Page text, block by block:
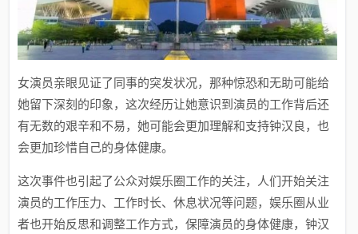
女演员亲眼见证了同事的突发状况，那种惊恐和无助可能给
她留下深刻的印象，这次经历让她意识到演员的工作背后还
有无数的艰辛和不易，她可能会更加理解和支持钟汉良，也
会更加珍惜自己的身体健康。
这次事件也引起了公众对娱乐圈工作的关注，人们开始关注
演员的工作压力、工作时长、休息状况等问题，娱乐圈从业
者也开始反思和调整工作方式，保障演员的身体健康，钟汉